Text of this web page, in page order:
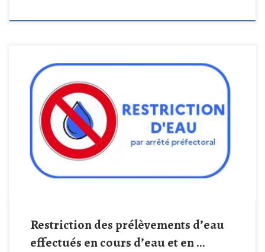
Par arrêté préfectoral du 15 juillet 2026, des mesures temporaires
de restriction des prélèvements d’eau sont mises en place sur le
bassin versant de la Charente, en raison de la baisse des débits des
cours d’eau. Ces dispositions concernent notamment les usages
agricoles, selon un calendrier défini par secteur. Les […]
Restriction des prélèvements d’eau
effectués en cours d’eau et en …